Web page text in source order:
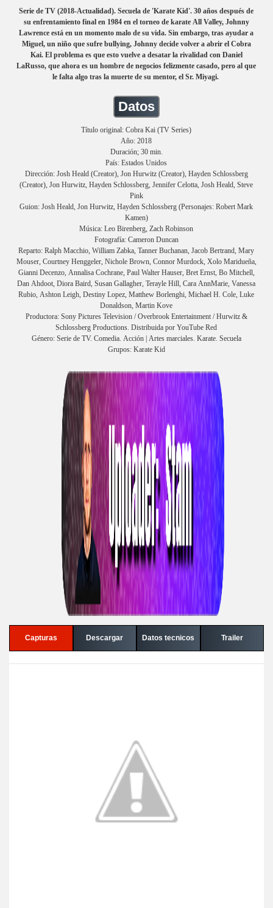
Serie de TV (2018-Actualidad). Secuela de 'Karate Kid'. 30 años después de
su enfrentamiento final en 1984 en el torneo de karate All Valley, Johnny
Lawrence está en un momento malo de su vida. Sin embargo, tras ayudar a
Miguel, un niño que sufre bullying, Johnny decide volver a abrir el Cobra
Kai. El problema es que esto vuelve a desatar la rivalidad con Daniel
LaRusso, que ahora es un hombre de negocios felizmente casado, pero al que
le falta algo tras la muerte de su mentor, el Sr. Miyagi.
Datos
Título original: Cobra Kai (TV Series)
Año: 2018
Duración; 30 min.
País: Estados Unidos
Dirección: Josh Heald (Creator), Jon Hurwitz (Creator), Hayden Schlossberg
(Creator), Jon Hurwitz, Hayden Schlossberg, Jennifer Celotta, Josh Heald, Steve
Pink
Guion: Josh Heald, Jon Hurwitz, Hayden Schlossberg (Personajes: Robert Mark
Kamen)
Música: Leo Birenberg, Zach Robinson
Fotografía: Cameron Duncan
Reparto: Ralph Macchio, William Zabka, Tanner Buchanan, Jacob Bertrand, Mary
Mouser, Courtney Henggeler, Nichole Brown, Connor Murdock, Xolo Maridueña,
Gianni Decenzo, Annalisa Cochrane, Paul Walter Hauser, Bret Ernst, Bo Mitchell,
Dan Ahdoot, Diora Baird, Susan Gallagher, Terayle Hill, Cara AnnMarie, Vanessa
Rubio, Ashton Leigh, Destiny Lopez, Matthew Borlenghi, Michael H. Cole, Luke
Donaldson, Martin Kove
Productora: Sony Pictures Television / Overbrook Entertainment / Hurwitz &
Schlossberg Productions. Distribuida por YouTube Red
Género: Serie de TV. Comedia. Acción | Artes marciales. Karate. Secuela
Grupos: Karate Kid
Capturas Descargar Datos tecnicos Trailer